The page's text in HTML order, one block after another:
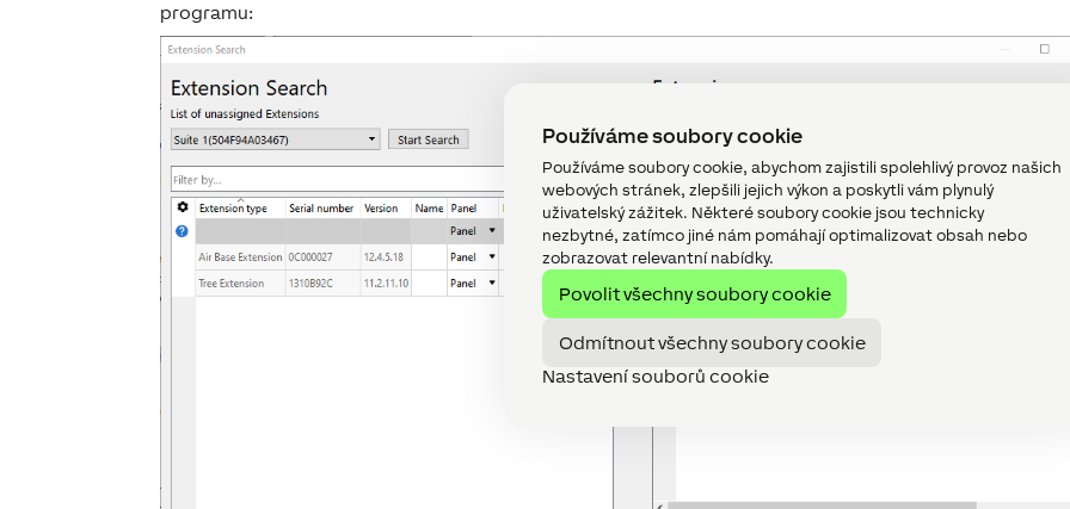
Používáme soubory cookie
Používáme soubory cookie, abychom zajistili spolehlivý provoz našich
webových stránek, zlepšili jejich výkon a poskytli vám plynulý
uživatelský zážitek. Některé soubory cookie jsou technicky
nezbytné, zatímco jiné nám pomáhají optimalizovat obsah nebo
zobrazovat relevantní nabídky.
Povolit všechny soubory cookie
Odmítnout všechny soubory cookie
Nastavení souborů cookie
programu: